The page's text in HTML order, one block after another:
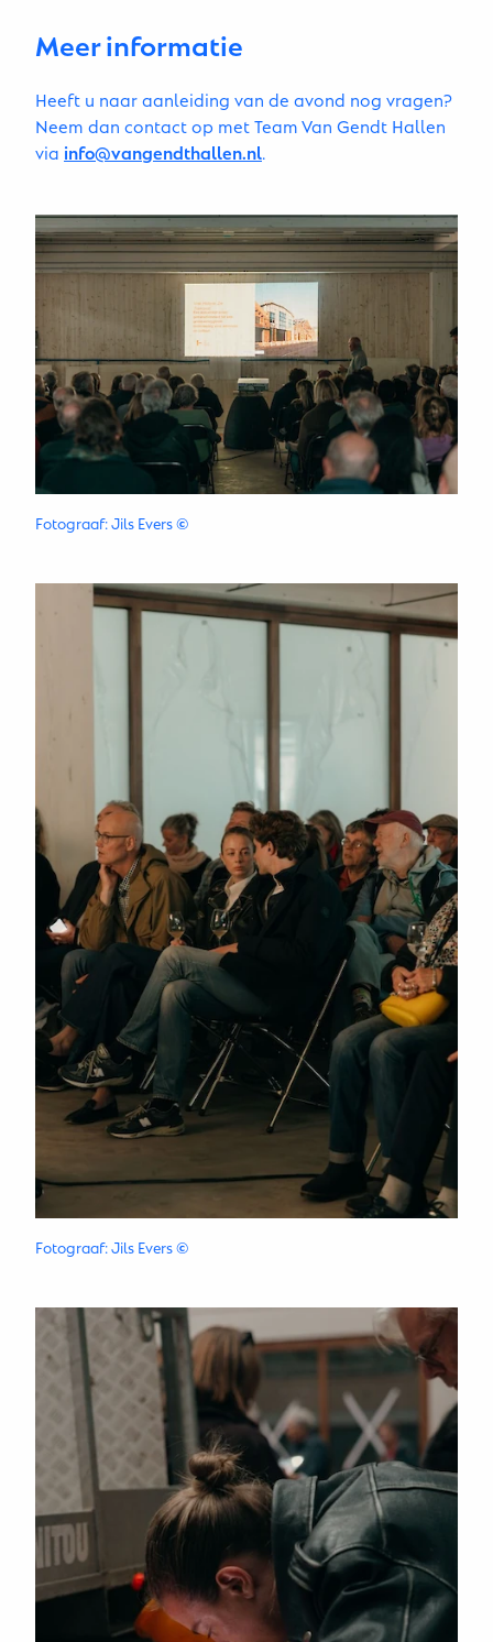
Meer informatie
Heeft u naar aanleiding van de avond nog vragen?
Neem dan contact op met Team Van Gendt Hallen
via info@vangendthallen.nl
Fotograaf: Jils Evers©
Fotograaf: Jils Evers©